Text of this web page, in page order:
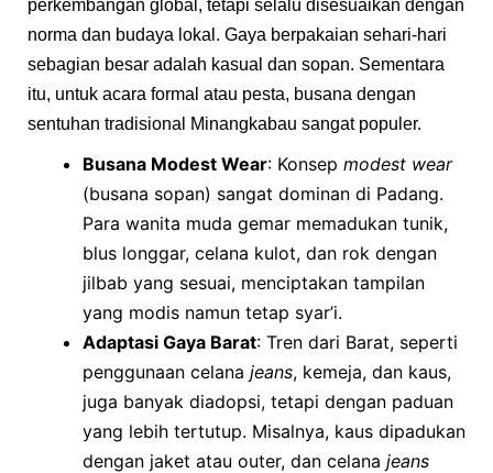
perkembangan global, tetapi selalu disesuaikan dengan
norma dan budaya lokal. Gaya berpakaian sehari-hari
sebagian besar adalah kasual dan sopan. Sementara
itu, untuk acara formal atau pesta, busana dengan
sentuhan tradisional Minangkabau sangat populer.
Busana Modest Wear: Konsep modest wear
(busana sopan) sangat dominan di Padang.
Para wanita muda gemar memadukan tunik,
blus longgar, celana kulot, dan rok dengan
jilbab yang sesuai, menciptakan tampilan
yang modis namun tetap syar’i.
Adaptasi Gaya Barat: Tren dari Barat, seperti
penggunaan celana jeans, kemeja, dan kaus,
juga banyak diadopsi, tetapi dengan paduan
yang lebih tertutup. Misalnya, kaus dipadukan
dengan jaket atau outer, dan celana jeans